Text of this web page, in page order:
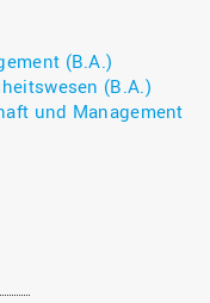
(B.A.)
(B.A.)
und Management